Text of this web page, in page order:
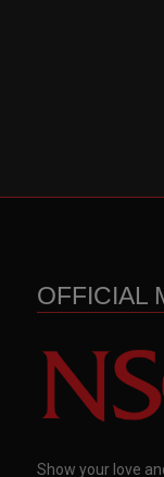
OFFICIAL
Show your love